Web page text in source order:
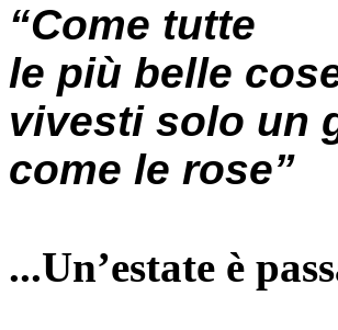
“Come tutte
le più belle
vivesti solo un
come le rose”
...Un’estate è